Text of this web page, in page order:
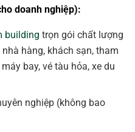
doanh nghiệp):
building trọn gói chất lượng
nhà hàng, khách sạn, tham
bay, vé tàu hỏa, xe du
nghiệp (không bao